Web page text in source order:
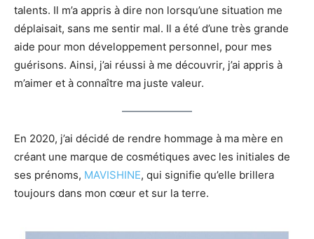
talents. Il m’a appris à dire non lorsqu’une situation me
déplaisait, sans me sentir mal. Il a été d’une très grande
aide pour mon développement personnel, pour mes
guérisons. Ainsi, j’ai réussi à me découvrir, j’ai appris à
m’aimer et à connaître ma juste valeur.
En 2020, j’ai décidé de rendre hommage à ma mère en
créant une marque de cosmétiques avec les initiales de
ses prénoms, MAVISHINE, qui signifie qu’elle brillera
toujours dans mon cœur et sur la terre.